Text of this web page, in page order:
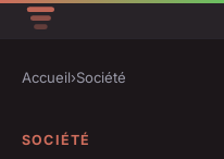
Accueil›Société
SOCIÉTÉ